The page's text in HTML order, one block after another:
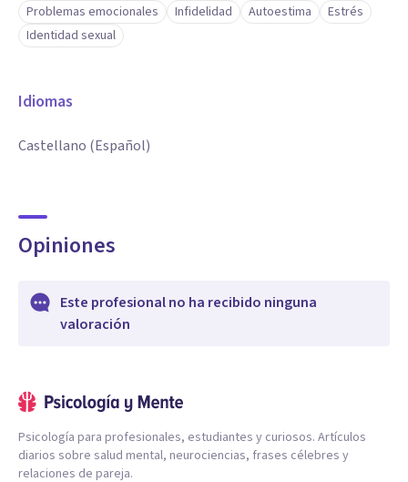
Problemas emocionales
Infidelidad Autoestima
Estrés
Identidad sexual
Idiomas
Castellano (Español)
Opiniones
Este profesional no ha recibido ninguna
valoración
Psicología para profesionales, estudiantes y curiosos. Artículos
diarios sobre salud mental, neurociencias, frases célebres y
relaciones de pareja.